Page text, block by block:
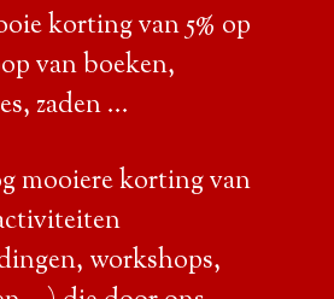
korting van 5% op
van boeken,
zaden ...
mooiere korting van
workshops,